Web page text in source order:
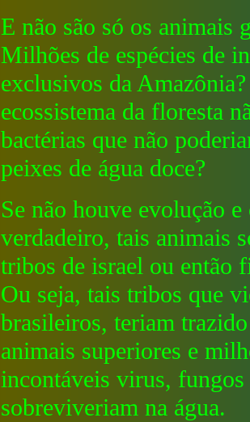
E não são só os animais
Milhões de espécies de
exclusivos da
ecossistema da floresta
bactérias que não
peixes de água doce?
Se não houve evolução
verdadeiro, tais animais
tribos de israel ou então
Ou seja, tais tribos que
brasileiros, teriam
animais superiores e
incontáveis virus, fungos
sobreviveriam na água.